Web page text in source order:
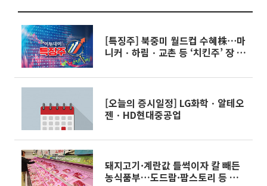
[특징주] 북중미 월드컵 수혜株⋯마
니커ㆍ하림ㆍ교촌 등 ‘치킨주’ 장 초
[오늘의 증시일정] LG화학ㆍ알테오
젠ㆍHD현대중공업
돼지고기·계란값 들썩이자 칼 빼든
농식품부…도드람·팜스토리 등 현